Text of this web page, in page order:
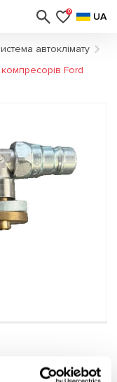
0 UA
автоклімату
Ford
до